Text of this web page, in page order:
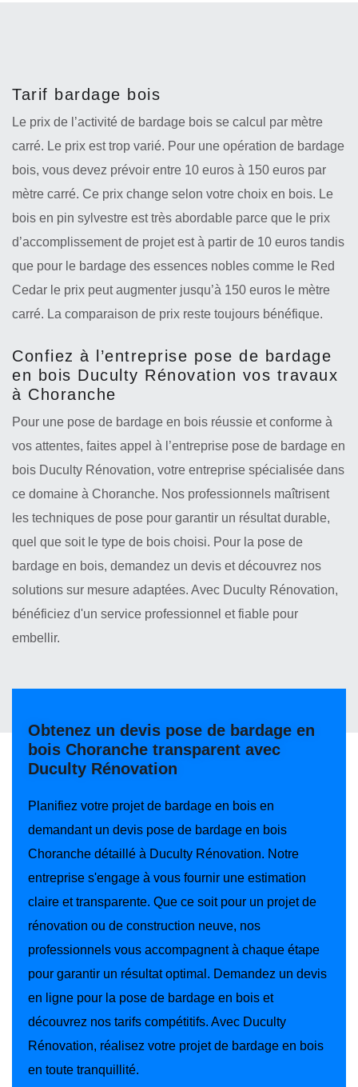
Tarif bardage bois
Le prix de l’activité de bardage bois se calcul par mètre
carré. Le prix est trop varié. Pour une opération de bardage
bois, vous devez prévoir entre 10 euros à 150 euros par
mètre carré. Ce prix change selon votre choix en bois. Le
bois en pin sylvestre est très abordable parce que le prix
d’accomplissement de projet est à partir de 10 euros tandis
que pour le bardage des essences nobles comme le Red
Cedar le prix peut augmenter jusqu’à 150 euros le mètre
carré. La comparaison de prix reste toujours bénéfique.
Confiez à l’entreprise pose de bardage
en bois Duculty Rénovation vos travaux
à Choranche
Pour une pose de bardage en bois réussie et conforme à
vos attentes, faites appel à l’entreprise pose de bardage en
bois Duculty Rénovation, votre entreprise spécialisée dans
ce domaine à Choranche. Nos professionnels maîtrisent
les techniques de pose pour garantir un résultat durable,
quel que soit le type de bois choisi. Pour la pose de
bardage en bois, demandez un devis et découvrez nos
solutions sur mesure adaptées. Avec Duculty Rénovation,
bénéficiez d'un service professionnel et fiable pour
embellir.
Obtenez un devis pose de bardage en
bois Choranche transparent avec
Duculty Rénovation
Planifiez votre projet de bardage en bois en
demandant un devis pose de bardage en bois
Choranche détaillé à Duculty Rénovation. Notre
entreprise s'engage à vous fournir une estimation
claire et transparente. Que ce soit pour un projet de
rénovation ou de construction neuve, nos
professionnels vous accompagnent à chaque étape
pour garantir un résultat optimal. Demandez un devis
en ligne pour la pose de bardage en bois et
découvrez nos tarifs compétitifs. Avec Duculty
Rénovation, réalisez votre projet de bardage en bois
en toute tranquillité.